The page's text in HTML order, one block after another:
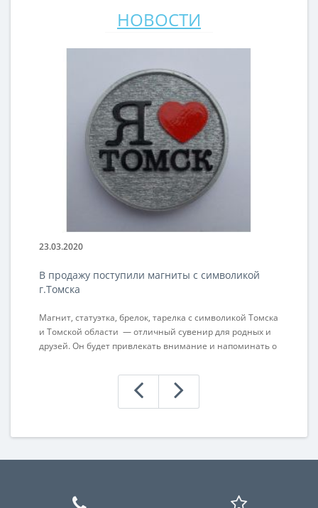
НОВОСТИ
23.03.2020
В продажу поступили магниты с символикой
г.Томска
Магнит, статуэтка, брелок, тарелка с символикой Томска
и Томской области — отличный сувенир для родных и
друзей. Он будет привлекать внимание и напоминать о
для себя, не забудьте сделать подарок родным, друзьям
или коллегам. Ваше внимание оценят по достоинству. ..